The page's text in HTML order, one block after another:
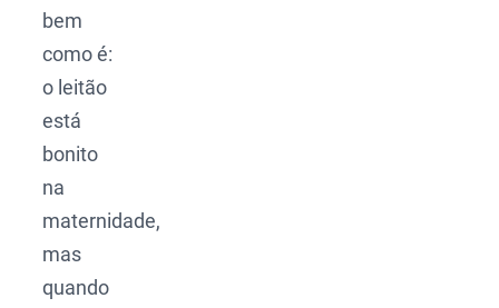
bem
como é:
o leitão
está
bonito
na
maternidade,
mas
quando